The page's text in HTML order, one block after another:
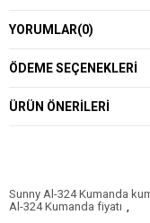
YORUMLAR(0)
ÖDEME SEÇENEKLERI
ÜRÜN ÖNERILERI
Sunny Al-324 Kumanda
Al-324 Kumanda fiyatı ,